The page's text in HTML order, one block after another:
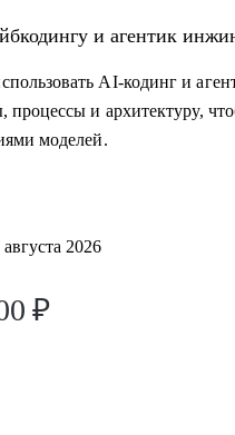
и агентик
AI-кодинг и
процессы и архитектуру,
моделей.
августа 2026
₽